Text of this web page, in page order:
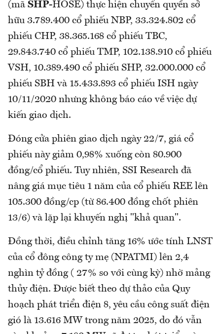
(mã SHP-HOSE) thực hiện chuyển quyền sở
hữu 3.789.400 cổ phiếu NBP, 33.324.802 cổ
phiếu CHP, 38.365.168 cổ phiếu TBC,
29.843.740 cổ phiếu TMP, 102.138.910 cổ phiếu
VSH, 10.389.490 cổ phiếu SHP, 32.000.000 cổ
phiếu SBH và 15.433.893 cổ phiếu ISH ngày
10/11/2020 nhưng không báo cáo về việc dự
kiến giao dịch.
Đóng cửa phiên giao dịch ngày 22/7, giá cổ
phiếu này giảm 0,98% xuống còn 80.900
đồng/cổ phiếu. Tuy nhiên, SSI Research đã
nâng giá mục tiêu 1 năm của cổ phiếu REE lên
105.300 đồng/cp (từ 86.400 đồng chốt phiên
13/6) và lặp lại khuyến nghị "khả quan".
Đồng thời, điều chỉnh tăng 16% ước tính LNST
của cổ đông công ty mẹ (NPATMI) lên 2,4
nghìn tỷ đồng ( 27% so với cùng kỳ) nhờ mảng
thủy điện. Được biết theo dự thảo của Quy
hoạch phát triển điện 8, yêu cầu công suất điện
gió là 13.616 MW trong năm 2025, do đó vẫn